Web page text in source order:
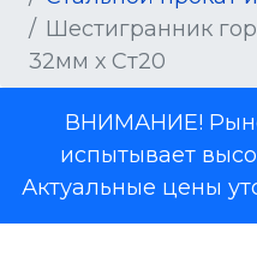
Шестигранник
32мм х Ст20
ВНИМАНИЕ!
испытывает
Актуальные цены